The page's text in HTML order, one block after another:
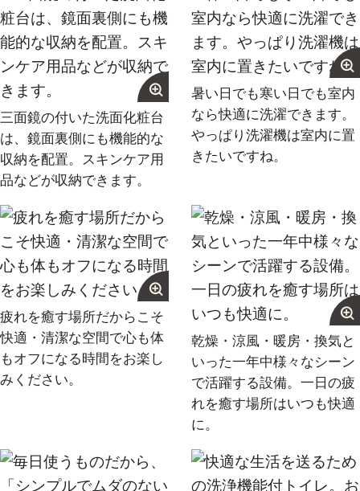
三面鏡の付いた洗面化粧台
は、鏡面裏側にも機能的な
収納を配置。スキンケア用
品などが収納できます。
暑い日でも寒い日でも室内
なら快適に洗濯できます。
やっぱり洗濯機は室内に置
きたいですね。
疲れを癒す場所だからこそ
快適・清潔な空間で心も体
もオフになる時間をお楽し
みください。
乾燥・涼風・暖房・換気と
いった一年中様々なシーン
で活躍する設備。一日の疲
れを癒す場所はいつも快適
に。